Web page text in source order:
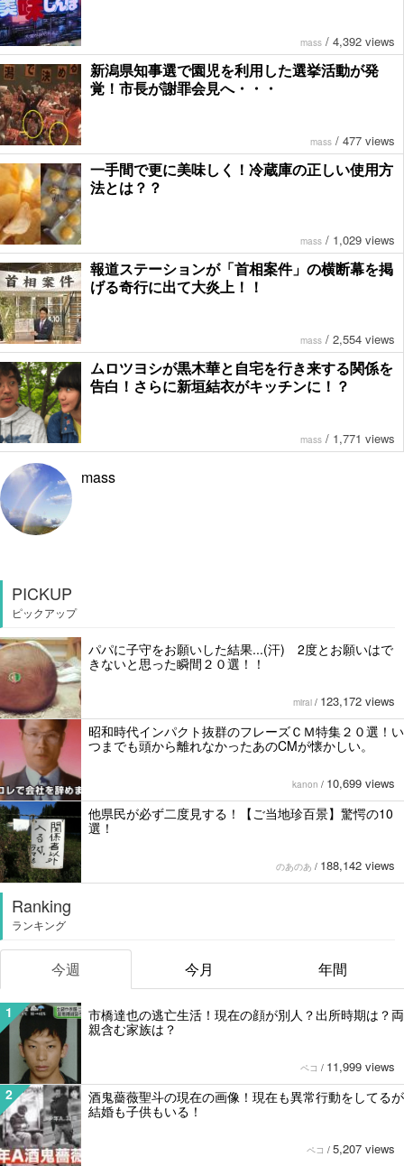
mass / 4,392 views
新潟県知事選で園児を利用した選挙活動が発
覚！市長が謝罪会見へ・・・
mass / 477 views
一手間で更に美味しく！冷蔵庫の正しい使用方
法とは？？
mass / 1,029 views
報道ステーションが「首相案件」の横断幕を掲
げる奇行に出て大炎上！！
mass / 2,554 views
ムロツヨシが黒木華と自宅を行き来する関係を
告白！さらに新垣結衣がキッチンに！？
mass / 1,771 views
mass
PICKUP
ピックアップ
パパに子守をお願いした結果...(汗) 2度とお願いはで
きないと思った瞬間２０選！！
mirai / 123,172 views
昭和時代インパクト抜群のフレーズＣＭ特集２０選！い
つまでも頭から離れなかったあのCMが懐かしい。
kanon / 10,699 views
他県民が必ず二度見する！【ご当地珍百景】驚愕の10
選！
のあのあ / 188,142 views
Ranking
ランキング
今週 今月 年間
1
市橋達也の逃亡生活！現在の顔が別人？出所時期は？両
親含む家族は？
ペコ / 11,999 views
2
酒鬼薔薇聖斗の現在の画像！現在も異常行動をしてるが
結婚も子供もいる！
ペコ / 5,207 views